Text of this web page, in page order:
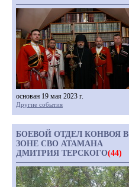
основан 19 мая 2023 г.
Другие события
БОЕВОЙ ОТДЕЛ КОНВОЯ В
ЗОНЕ СВО АТАМАНА
ДМИТРИЯ ТЕРСКОГО(44)